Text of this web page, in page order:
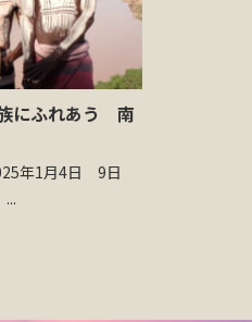
にふれあう 南
年1月4日 9日